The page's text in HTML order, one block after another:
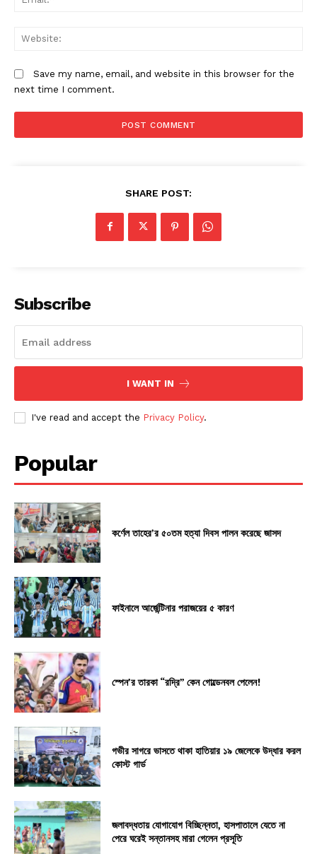
Save my name, email, and website in this browser for the
next time I comment.
SHARE POST:
Subscribe
I WANT IN
I've read and accept the Privacy Policy.
Popular
কর্ণেল তাহের’র ৫০তম হত্যা দিবস পালন করেছে জাসদ
ফাইনালে আর্জেন্টিনার পরাজয়ের ৫ কারণ
স্পেন’র তারকা “রদ্রি” কেন গোল্ডেনবল পেলেন!
গভীর সাগরে ভাসতে থাকা হাতিয়ার ১৯ জেলেকে উদ্ধার করল
কোস্ট গার্ড
জলাবদ্ধতায় যোগাযোগ বিচ্ছিন্নতা, হাসপাতালে যেতে না
পেরে ঘরেই সন্তানসহ মারা গেলেন প্রসূতি